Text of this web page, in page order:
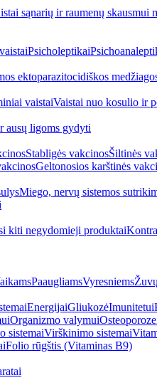
sąnarių ir raumenų skausmui
Psicholeptikai
ektoparazitocidiškos
vaistaiVaistai nuo kosulio ir
ausų ligoms gydyti
Stabligės vakcinosŠiltinės
Geltonosios karštinės
Miego, nervų sistemos
kiti negydomieji produktai
PaaugliamsVyresniems
EnergijaiGliukozėImunitetui
Organizmo valymui
sistemaiVirškinimo sistemai
Folio rūgštis (Vitaminas B9)